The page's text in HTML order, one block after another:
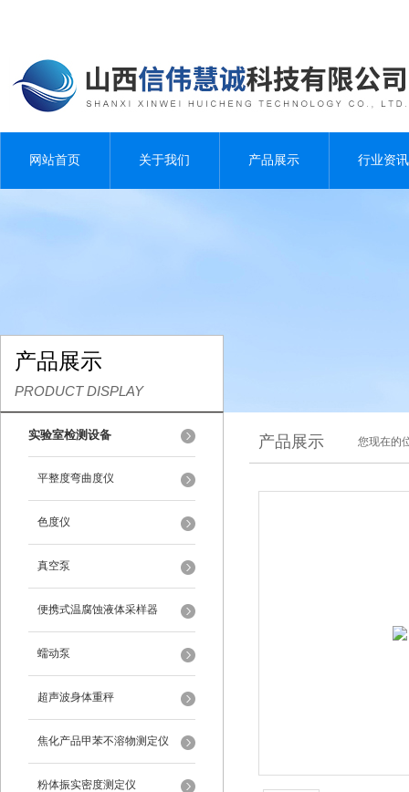
网站首页 关于我们 产品展示 行业资讯
产品展示
PRODUCT DISPLAY
实验室检测设备
平整度弯曲度仪
色度仪
真空泵
便携式温腐蚀液体采样器
蠕动泵
超声波身体重秤
焦化产品甲苯不溶物测定仪
粉体振实密度测定仪
产品展示 您现在的